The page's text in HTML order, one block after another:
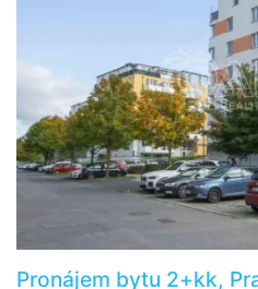
Pronájem bytu 2+kk,